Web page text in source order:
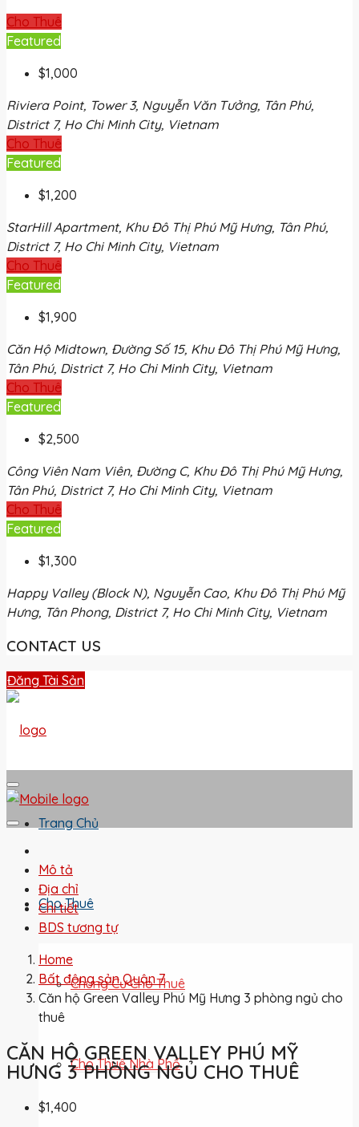
Cho Thuê
Featured
$1,000
Riviera Point, Tower 3, Nguyễn Văn Tưởng, Tân Phú,
District 7, Ho Chi Minh City, Vietnam
Cho Thuê
Featured
$1,200
StarHill Apartment, Khu Đô Thị Phú Mỹ Hưng, Tân Phú,
District 7, Ho Chi Minh City, Vietnam
Cho Thuê
Featured
$1,900
Căn Hộ Midtown, Đường Số 15, Khu Đô Thị Phú Mỹ Hưng,
Tân Phú, District 7, Ho Chi Minh City, Vietnam
Cho Thuê
Featured
$2,500
Công Viên Nam Viên, Đường C, Khu Đô Thị Phú Mỹ Hưng,
Tân Phú, District 7, Ho Chi Minh City, Vietnam
Cho Thuê
Featured
$1,300
Happy Valley (Block N), Nguyễn Cao, Khu Đô Thị Phú Mỹ
Hưng, Tân Phong, District 7, Ho Chi Minh City, Vietnam
CONTACT US
Đăng Tài Sản
Trang Chủ
Cho Thuê
Chung Cư Cho Thuê
Cho Thuê Nhà Phố
Mô tả
Địa chỉ
Chi tiết
BDS tương tự
Home
Bất động sản Quận 7
Căn hộ Green Valley Phú Mỹ Hưng 3 phòng ngủ cho
thuê
CĂN HỘ GREEN VALLEY PHÚ MỸ
HƯNG 3 PHÒNG NGỦ CHO THUÊ
$1,400